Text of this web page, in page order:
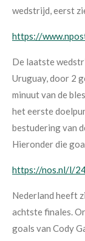
wedstrijd, eerst
https://
De laatste
Uruguay, door 2
minuut van de
het eerste
bestudering van
Hieronder die
https://nos.nl/l/
Nederland heeft
achtste finales.
goals van Cody